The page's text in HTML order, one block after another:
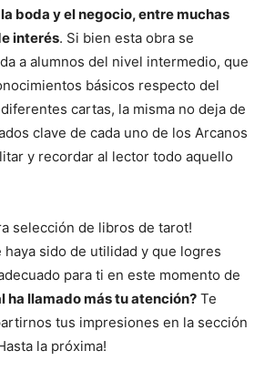
boda y el negocio, entre muchas
interés. Si bien esta obra se
a alumnos del nivel intermedio, que
básicos respecto del
cartas, la misma no deja de
clave de cada uno de los Arcanos
y recordar al lector todo aquello
selección de libros de tarot!
haya sido de utilidad y que logres
para ti en este momento de
ha llamado más tu atención? Te
tus impresiones en la sección
la próxima!